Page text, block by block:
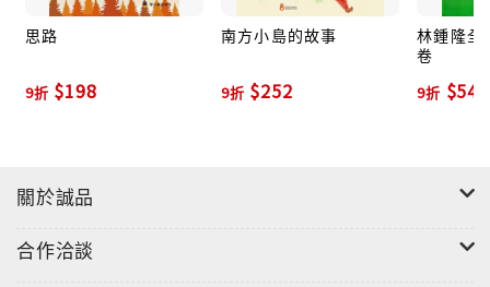
思路
9折 $198
南方小島的故事
9折 $252
林鍾隆全
卷
9折 $540
關於誠品
合作洽談